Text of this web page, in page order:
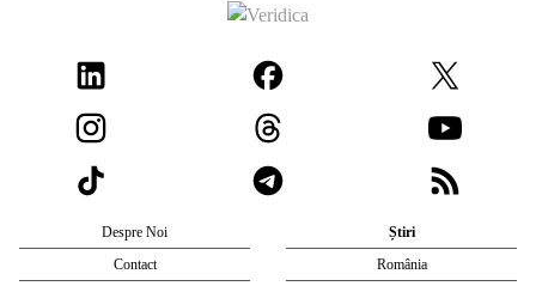
Despre Noi
Contact
Știri
România